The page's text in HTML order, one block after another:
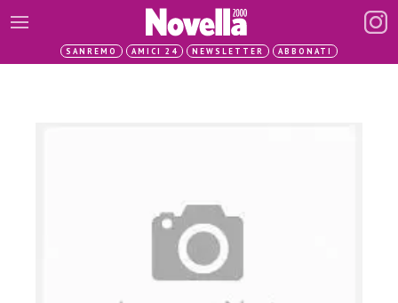
SANREMO AMICI 24 NEWSLETTER ABBONATI